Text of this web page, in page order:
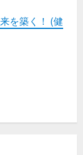
を築く！ (健